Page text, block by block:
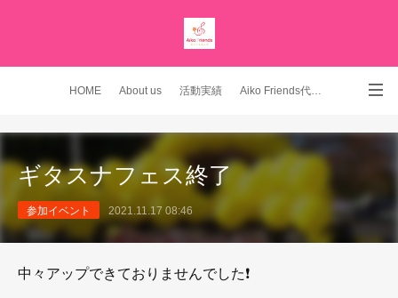
HOME About us 活動実績 Aiko Friends代表 YouTubeチャンネル
Instagram
ギタスナフェス終了
参加イベント 2021.11.17 08:46
中々アップできておりませんでした❗️